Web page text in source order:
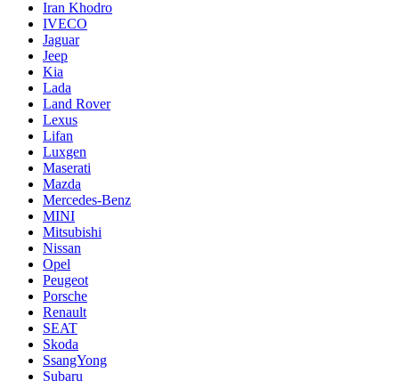
Iran Khodro
IVECO
Jaguar
Jeep
Kia
Lada
Land Rover
Lexus
Lifan
Luxgen
Maserati
Mazda
Mercedes-Benz
MINI
Mitsubishi
Nissan
Opel
Peugeot
Porsche
Renault
SEAT
Skoda
SsangYong
Subaru